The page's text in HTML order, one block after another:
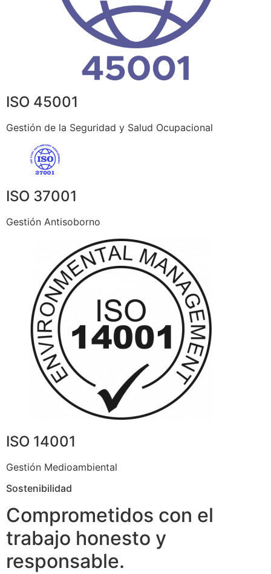
ISO 45001
Gestión de la Seguridad y Salud Ocupacional
ISO 37001
Gestión Antisoborno
ISO 14001
Gestión Medioambiental
Sostenibilidad
Comprometidos con el
trabajo honesto y
responsable.